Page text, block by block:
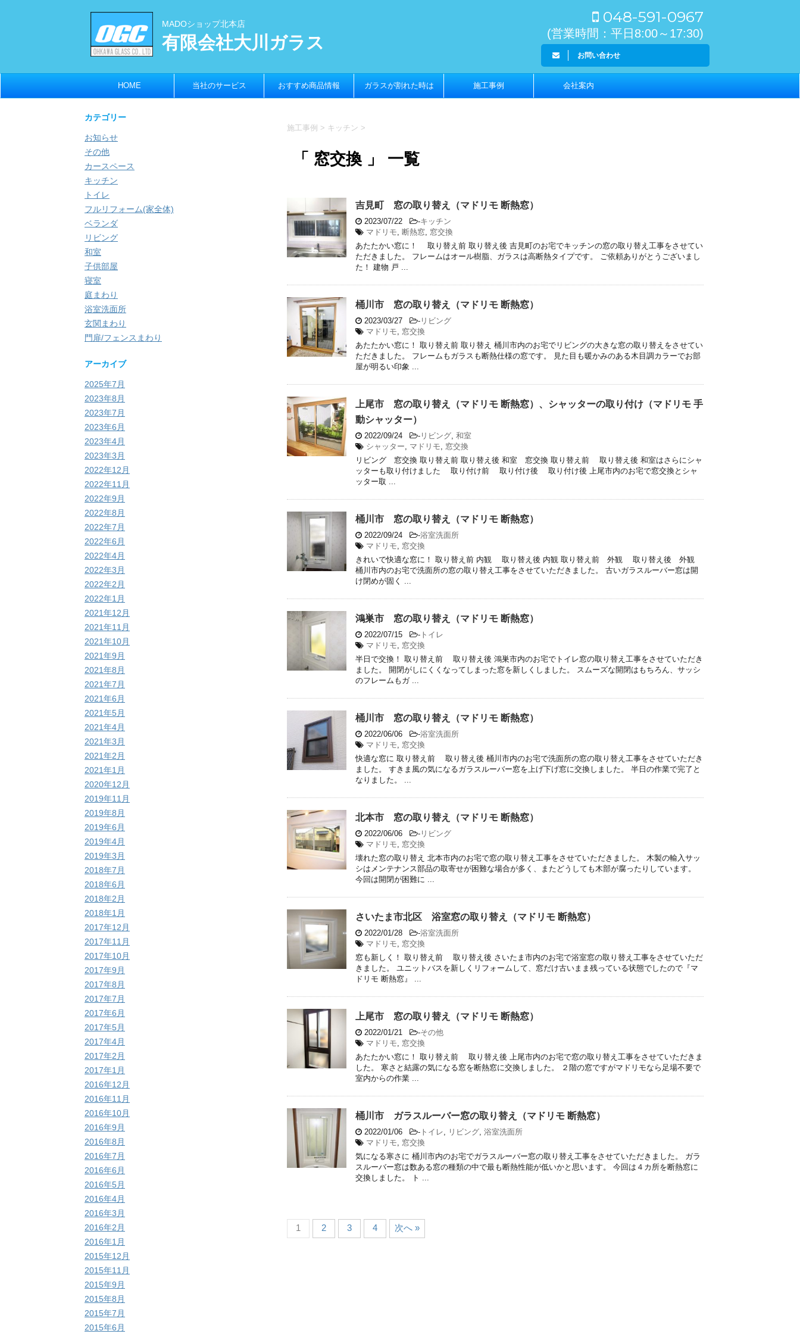
MADOショップ北本店
有限会社大川ガラス
048-591-0967
(営業時間：平日8:00～17:30)
お問い合わせ
HOME 当社のサービス おすすめ商品情報 ガラスが割れた時は 施工事例 会社案内
施工事例 > キッチン >
「 窓交換 」 一覧
吉見町 窓の取り替え（マドリモ 断熱窓）
2023/07/22 -キッチン
マドリモ, 断熱窓, 窓交換
あたたかい窓に！ 取り替え前 取り替え後 吉見町のお宅でキッチンの窓の取り替え工事をさせてい
ただきました。 フレームはオール樹脂、ガラスは高断熱タイプです。 ご依頼ありがとうございまし
た！ 建物 戸 ...
桶川市 窓の取り替え（マドリモ 断熱窓）
2023/03/27 - リビング
マドリモ, 窓交換
あたたかい窓に！ 取り替え前 取り替え 桶川市内のお宅でリビングの大きな窓の取り替えをさせてい
ただきました。 フレームもガラスも断熱仕様の窓です。 見た目も暖かみのある木目調カラーでお部
屋が明るい印象 ...
上尾市 窓の取り替え（マドリモ 断熱窓）、シャッターの取り付け（マドリモ 手
動シャッター）
2022/09/24 - リビング, 和室
シャッター, マドリモ, 窓交換
リビング 窓交換 取り替え前 取り替え後 和室 窓交換 取り替え前 取り替え後 和室はさらにシャ
ッターも取り付けました 取り付け前 取り付け後 取り付け後 上尾市内のお宅で窓交換とシャ
ッター取 ...
桶川市 窓の取り替え（マドリモ 断熱窓）
2022/09/24 -浴室洗面所
マドリモ, 窓交換
きれいで快適な窓に！ 取り替え前 内観 取り替え後 内観 取り替え前 外観 取り替え後 外観
桶川市内のお宅で洗面所の窓の取り替え工事をさせていただきました。 古いガラスルーバー窓は開
け閉めが固く ...
鴻巣市 窓の取り替え（マドリモ 断熱窓）
2022/07/15 - トイレ
マドリモ, 窓交換
半日で交換！ 取り替え前 取り替え後 鴻巣市内のお宅でトイレ窓の取り替え工事をさせていただき
ました。 開閉がしにくくなってしまった窓を新しくしました。 スムーズな開閉はもちろん、サッシ
のフレームもガ ...
桶川市 窓の取り替え（マドリモ 断熱窓）
2022/06/06 -浴室洗面所
マドリモ, 窓交換
快適な窓に 取り替え前 取り替え後 桶川市内のお宅で洗面所の窓の取り替え工事をさせていただき
ました。 すきま風の気になるガラスルーバー窓を上げ下げ窓に交換しました。 半日の作業で完了と
なりました。 ...
北本市 窓の取り替え（マドリモ 断熱窓）
2022/06/06 - リビング
マドリモ, 窓交換
壊れた窓の取り替え 北本市内のお宅で窓の取り替え工事をさせていただきました。 木製の輸入サッ
シはメンテナンス部品の取寄せが困難な場合が多く、またどうしても木部が腐ったりしています。
今回は開閉が困難に ...
さいたま市北区 浴室窓の取り替え（マドリモ 断熱窓）
2022/01/28 -浴室洗面所
マドリモ, 窓交換
窓も新しく！ 取り替え前 取り替え後 さいたま市内のお宅で浴室窓の取り替え工事をさせていただ
きました。 ユニットバスを新しくリフォームして、窓だけ古いまま残っている状態でしたので『マ
ドリモ 断熱窓』 ...
上尾市 窓の取り替え（マドリモ 断熱窓）
2022/01/21 -その他
マドリモ, 窓交換
あたたかい窓に！ 取り替え前 取り替え後 上尾市内のお宅で窓の取り替え工事をさせていただきま
した。 寒さと結露の気になる窓を断熱窓に交換しました。 ２階の窓ですがマドリモなら足場不要で
室内からの作業 ...
桶川市 ガラスルーバー窓の取り替え（マドリモ 断熱窓）
2022/01/06 - トイレ, リビング, 浴室洗面所
マドリモ, 窓交換
気になる寒さに 桶川市内のお宅でガラスルーバー窓の取り替え工事をさせていただきました。 ガラ
スルーバー窓は数ある窓の種類の中で最も断熱性能が低いかと思います。 今回は４カ所を断熱窓に
交換しました。 ト ...
1 2 3 4 次へ »
カテゴリー
お知らせ
その他
カースペース
キッチン
トイレ
フルリフォーム(家全体)
ベランダ
リビング
和室
子供部屋
寝室
庭まわり
浴室洗面所
玄関まわり
門扉/フェンスまわり
アーカイブ
2025年7月
2023年8月
2023年7月
2023年6月
2023年4月
2023年3月
2022年12月
2022年11月
2022年9月
2022年8月
2022年7月
2022年6月
2022年4月
2022年3月
2022年2月
2022年1月
2021年12月
2021年11月
2021年10月
2021年9月
2021年8月
2021年7月
2021年6月
2021年5月
2021年4月
2021年3月
2021年2月
2021年1月
2020年12月
2019年11月
2019年8月
2019年6月
2019年4月
2019年3月
2018年7月
2018年6月
2018年2月
2018年1月
2017年12月
2017年11月
2017年10月
2017年9月
2017年8月
2017年7月
2017年6月
2017年5月
2017年4月
2017年2月
2017年1月
2016年12月
2016年11月
2016年10月
2016年9月
2016年8月
2016年7月
2016年6月
2016年5月
2016年4月
2016年3月
2016年2月
2016年1月
2015年12月
2015年11月
2015年9月
2015年8月
2015年7月
2015年6月